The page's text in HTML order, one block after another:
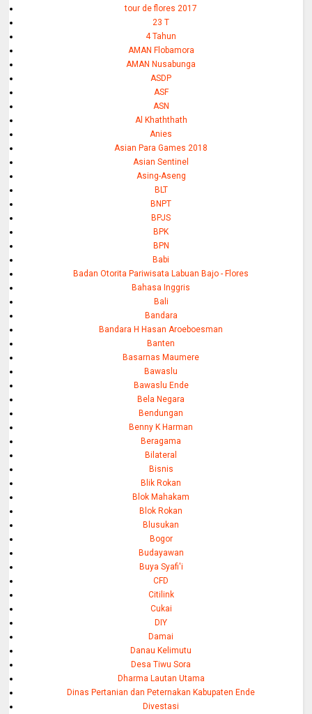
tour de flores 2017
23 T
4 Tahun
AMAN Flobamora
AMAN Nusabunga
ASDP
ASF
ASN
Al Khaththath
Anies
Asian Para Games 2018
Asian Sentinel
Asing-Aseng
BLT
BNPT
BPJS
BPK
BPN
Babi
Badan Otorita Pariwisata Labuan Bajo - Flores
Bahasa Inggris
Bali
Bandara
Bandara H Hasan Aroeboesman
Banten
Basarnas Maumere
Bawaslu
Bawaslu Ende
Bela Negara
Bendungan
Benny K Harman
Beragama
Bilateral
Bisnis
Blik Rokan
Blok Mahakam
Blok Rokan
Blusukan
Bogor
Budayawan
Buya Syafi'i
CFD
Citilink
Cukai
DIY
Damai
Danau Kelimutu
Desa Tiwu Sora
Dharma Lautan Utama
Dinas Pertanian dan Peternakan Kabupaten Ende
Divestasi